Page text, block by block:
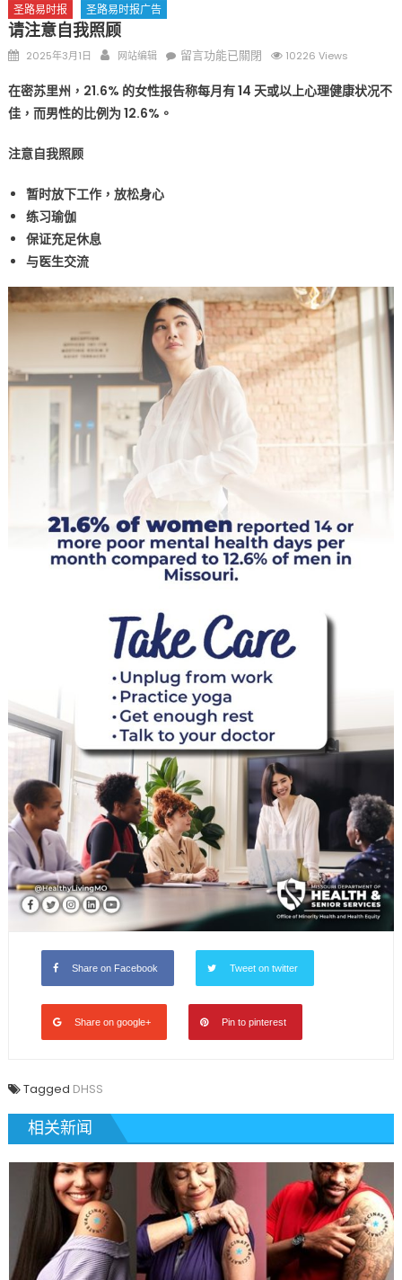
圣路易时报 圣路易时报广告
请注意自我照顾
Posted
2025年3月1日 Author
网站编辑
在
注
留言功能已關閉 10226 Views
在密苏里州，21.6% 的女性报告称每月有 14 天或以上心理健康状况不
佳，而男性的比例为 12.6%。
注意自我照顾
暂时放下工作，放松身心
练习瑜伽
保证充足休息
与医生交流
Share on Facebook Tweet on twitter
Share on google+ Pin to pinterest
Tagged DHSS
相关新闻